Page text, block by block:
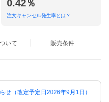
0.42％
注文キャンセル発生率とは？
いて 販売条件
せ（改定予定日2026年9月1日）